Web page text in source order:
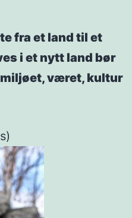
fra et land til et
i et nytt land bør
været, kultur